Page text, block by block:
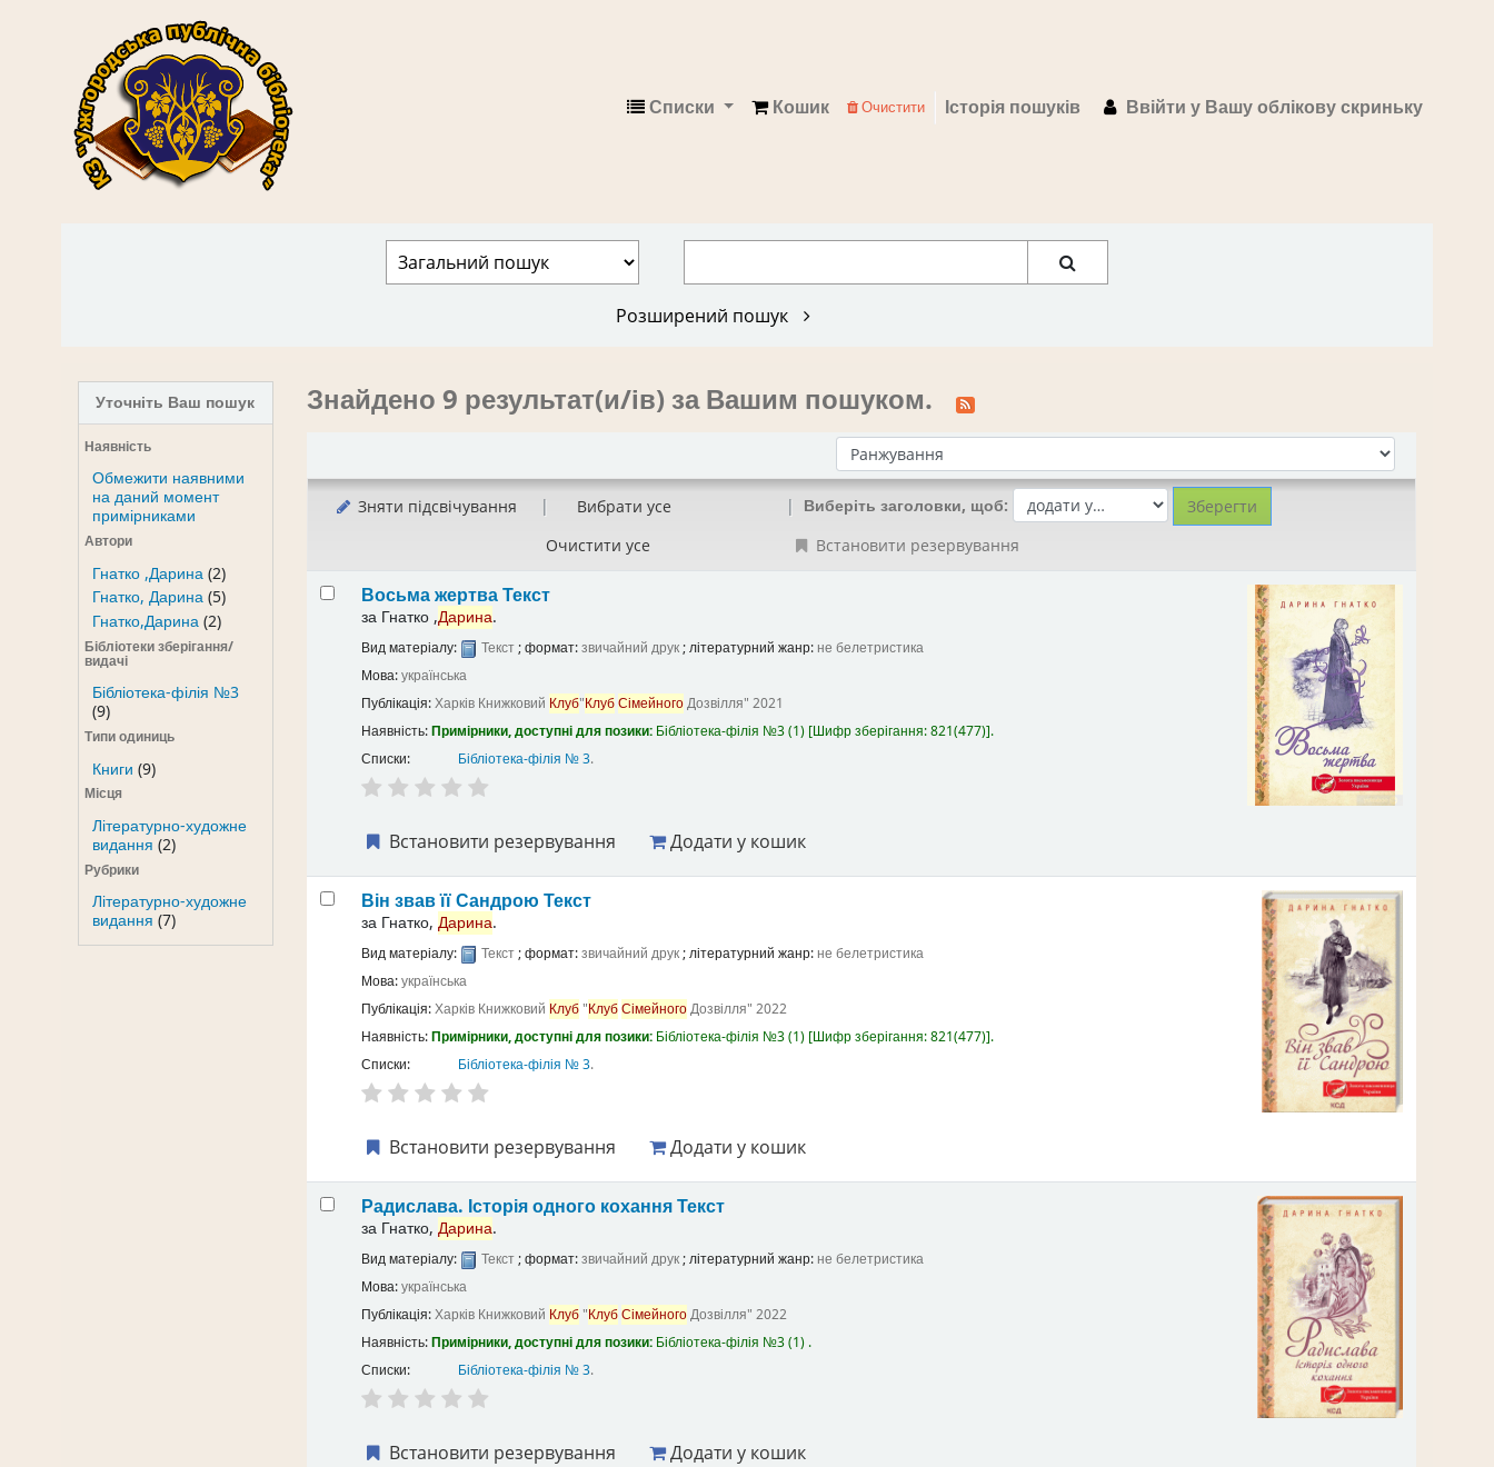
Кошик
Списки Ввійти у Вашу облікову скриньку
Історія пошуків
Очистити
Розширений пошук
Уточніть Ваш пошук
Наявність
Обмежити наявними
на даний момент
примірниками
Автори
Гнатко ,Дарина(2)
Гнатко, Дарина(5)
Гнатко,Дарина(2)
Бібліотеки зберігання/
видачі
Бібліотека-філія №3
(9)
Типи одиниць
Книги (9)
Місця
Літературно-художне
видання (2)
Рубрики
Літературно-художне
видання (7)
Знайдено 9 результат(и/ів) за Вашим пошуком.
Сортувати за:
Зняти підсвічування
Вибрати усе
Очистити усе
Виберіть заголовки, щоб:
Встановити резервування
Восьма жертваТекст
за Гнатко ,Дарина.
Вид матеріалу: Текст; формат:звичайний друк; літературний жанр: не белетристика
Мова:українська
Публікація:Харків Книжковий Клуб"КлубСімейногоДозвілля" 2021
Наявність:Примірники, доступні для позики: Бібліотека-філія №3(1) Шифр зберігання:821(477) .
Списки:
Бібліотека-філія № 3.
Встановити резервування Додати у кошик
Він звав її Сандрою Текст
за Гнатко, Дарина.
Вид матеріалу: Текст; формат:звичайний друк; літературний жанр:не белетристика
Мова:українська
Публікація:Харків Книжковий Клуб"КлубСімейногоДозвілля" 2022
Наявність:Примірники, доступні для позики: Бібліотека-філія №3(1) Шифр зберігання:821(477) .
Списки:
Бібліотека-філія № 3.
Встановити резервування Додати у кошик
Радислава. Історія одного коханняТекст
за Гнатко, Дарина.
Вид матеріалу: Текст; формат:звичайний друк; літературний жанр: не белетристика
Мова:українська
Публікація:Харків Книжковий Клуб"КлубСімейногоДозвілля" 2022
Наявність:Примірники, доступні для позики: Бібліотека-філія №3(1) .
Списки:
Бібліотека-філія № 3.
Встановити резервування Додати у кошик